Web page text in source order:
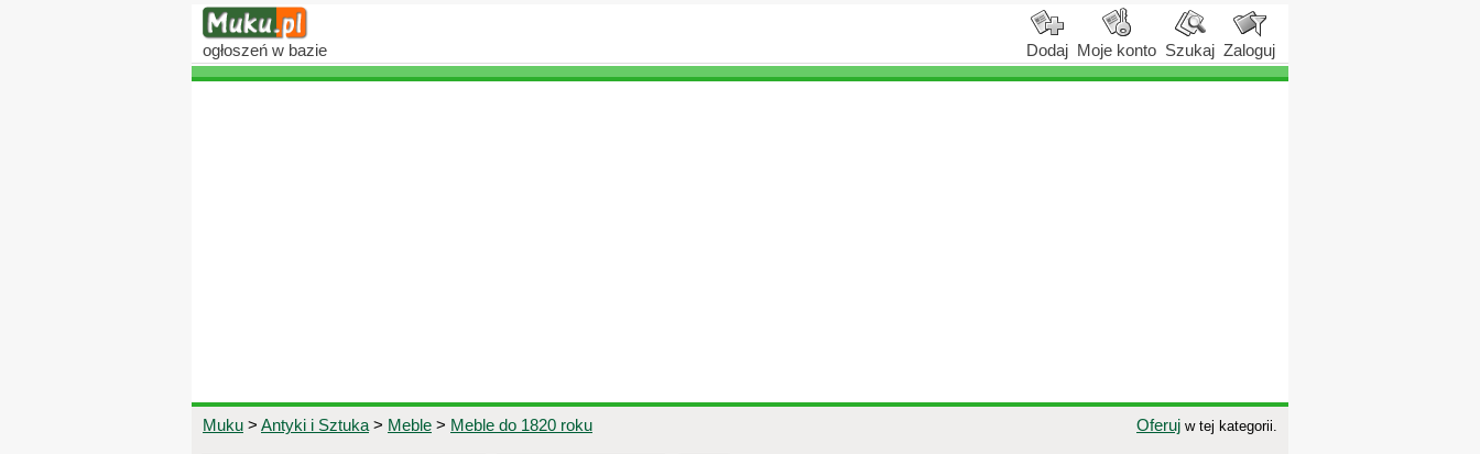
ogłoszeń w bazie Dodaj Moje konto Szukaj Zaloguj
Muku > Antyki i Sztuka > Meble > Meble do 1820 roku Oferuj w tej kategorii.